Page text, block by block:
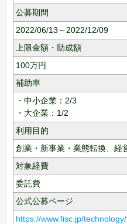
公募期間
2022/06/13～2022/12/09
上限金額・助成額
100万円
補助率
・中小企業：2/3
・大企業：1/2
利用目的
創業・新事業・業態転換、 経
対象経費
委託費
公式公募ページ
https://www.fisc.jp/